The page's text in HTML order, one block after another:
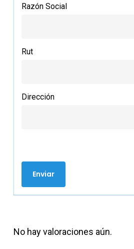
Razón Social
Rut
Dirección
No hay valoraciones aún.